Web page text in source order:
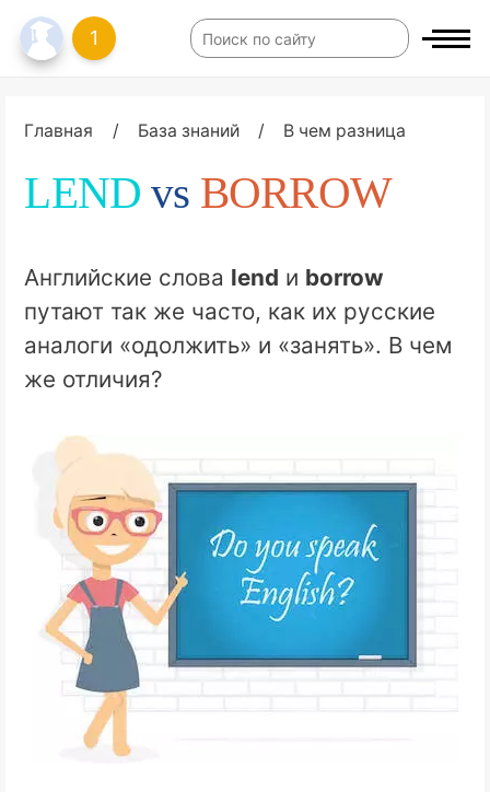
1
Главная / База знаний / В чем разница
LEND vs BORROW
Английские слова lend и borrow
путают так же часто, как их русские
аналоги «одолжить» и «занять». В чем
же отличия?